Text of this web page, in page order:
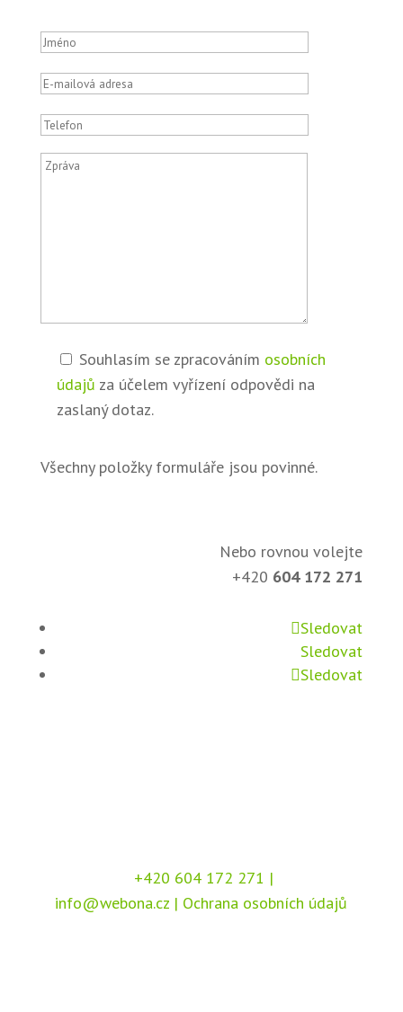
Souhlasím se zpracováním osobních
údajů za účelem vyřízení odpovědi na
zaslaný dotaz.
Všechny položky formuláře jsou povinné.
Nebo rovnou volejte
+420 604 172 271
Sledovat
Sledovat
Sledovat
+420 604 172 271 |
info@webona.cz | Ochrana osobních údajů